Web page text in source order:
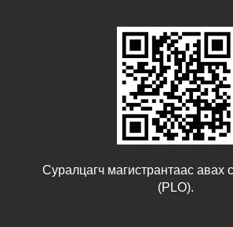
Суралцагч магистрантаас авах
(PLO).